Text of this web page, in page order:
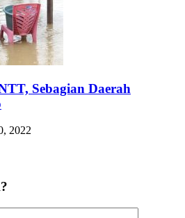
Sebagian Daerah
2022